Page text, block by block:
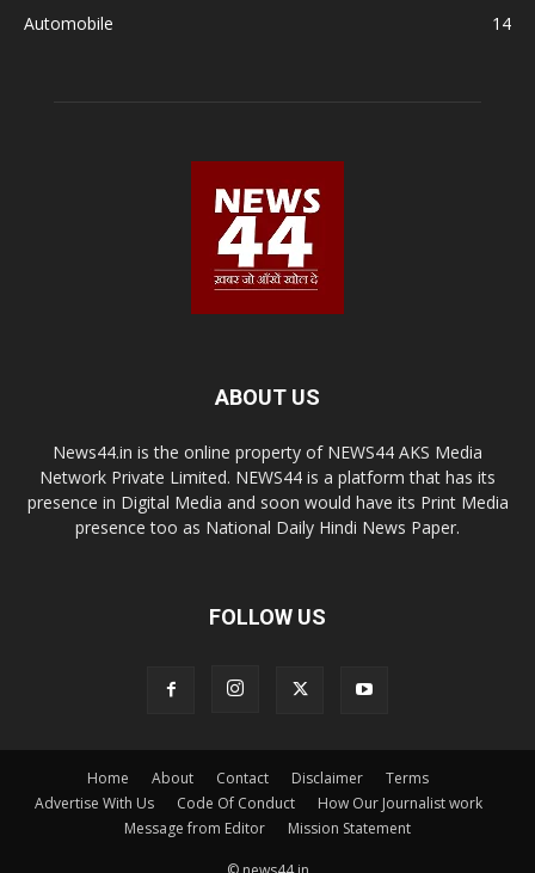
Automobile
14
ABOUT US
News44.in is the online property of NEWS44 AKS Media
Network Private Limited. NEWS44 is a platform that has its
presence in Digital Media and soon would have its Print Media
presence too as National Daily Hindi News Paper.
FOLLOW US
Home About Contact Disclaimer
Terms
Advertise With Us
Code Of Conduct
How Our Journalist work
Message from Editor
Mission Statement